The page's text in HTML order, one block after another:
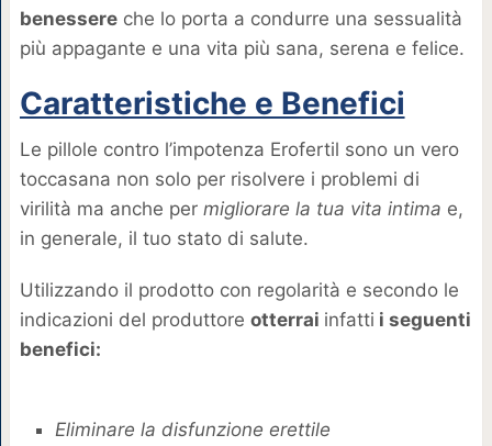
benessereche lo porta a condurre una sessualità
più appagante e una vita più sana, serena e felice.
Caratteristiche e Benefici
Le pillole contro l’impotenza Erofertil sono un vero
toccasana non solo per risolvere i problemi di
virilità ma anche per migliorare la tua vita intima e,
in generale, il tuo stato di salute.
Utilizzando il prodotto con regolarità e secondo le
indicazioni del produttore otterrai infatti i seguenti
benefici:
Eliminare la disfunzione erettile